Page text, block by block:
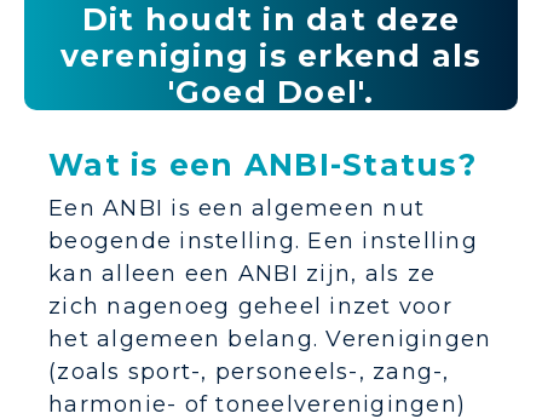
Dit houdt in dat deze
vereniging is erkend als
'Goed Doel'.
Wat is een ANBI-Status?
Een ANBI is een algemeen nut
beogende instelling. Een instelling
kan alleen een ANBI zijn, als ze
zich nagenoeg geheel inzet voor
het algemeen belang. Verenigingen
(zoals sport-, personeels-, zang-,
harmonie- of toneelverenigingen)